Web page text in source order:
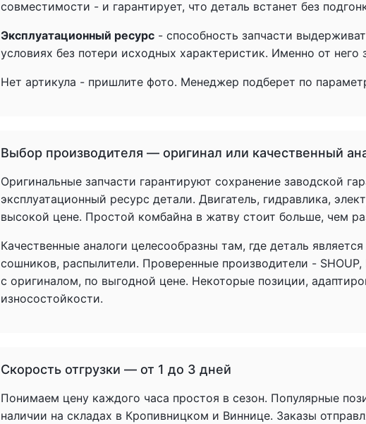
совместимости - и гарантирует, что деталь встанет без
Эксплуатационный ресурс - способность запчасти
условиях без потери исходных характеристик. Именно от
Нет артикула - пришлите фото. Менеджер подберет по
Выбор производителя — оригинал или качественный
Оригинальные запчасти гарантируют сохранение заводской
эксплуатационный ресурс детали. Двигатель, гидравлика,
высокой цене. Простой комбайна в жатву стоит больше, чем
Качественные аналоги целесообразны там, где деталь
сошников, распылители. Проверенные производители -
с оригиналом, по выгодной цене. Некоторые позиции,
износостойкости.
Скорость отгрузки — от 1 до 3 дней
Понимаем цену каждого часа простоя в сезон. Популярные
наличии на складах в Кропивницком и Виннице. Заказы